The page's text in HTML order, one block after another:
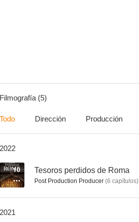
Filmografía (5)
Todo Dirección Producción
2022
10 Tesoros perdidos de Roma
Post Production Producer (6 capítulos)
2021